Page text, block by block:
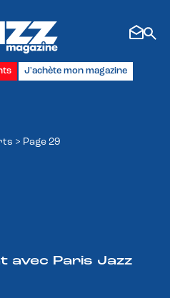
J'achète mon magazine
> Page 29
avec Paris Jazz